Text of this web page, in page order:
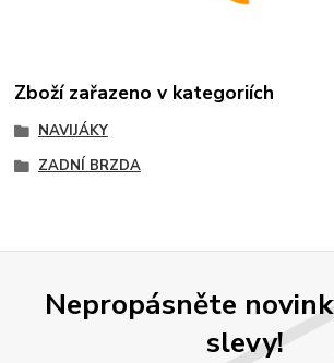
Zboží zařazeno v kategoriích
NAVIJÁKY
ZADNÍ BRZDA
Nepropásněte
slevy!